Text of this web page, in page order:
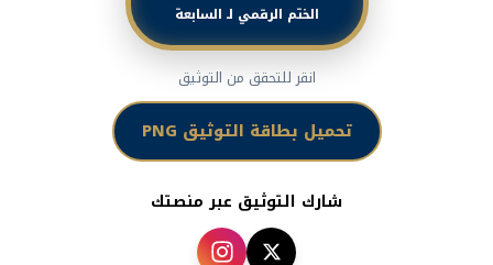
الختم الرقمي لـ السابعة
انقر للتحقق من التوثيق
تحميل بطاقة التوثيق PNG
شارك التوثيق عبر منصتك